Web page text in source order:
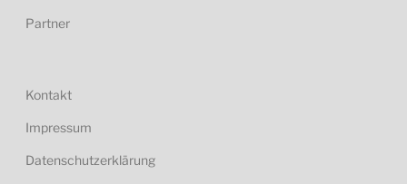
Partner
Kontakt
Impressum
Datenschutzerklärung